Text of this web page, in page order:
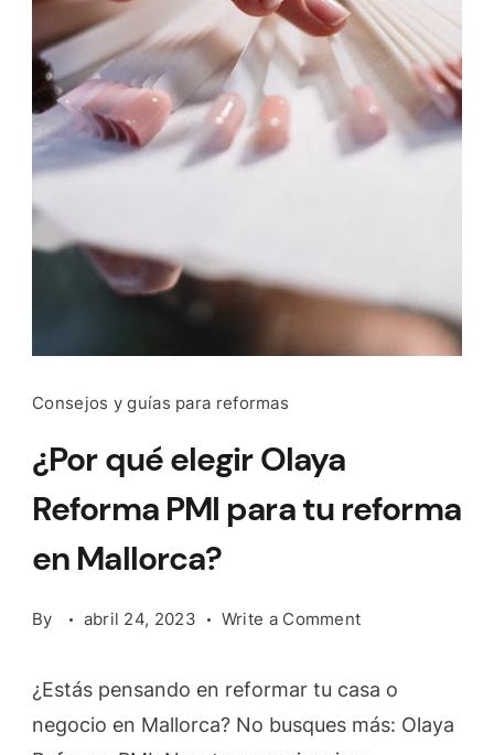
Consejos y guías para reformas
¿Por qué elegir Olaya
Reforma PMI para tu reforma
en Mallorca?
By abril 24, 2023 Write a Commenton
elegir
Olaya
¿Estás pensando en reformar tu casa o
negocio en Mallorca? No busques más: Olaya